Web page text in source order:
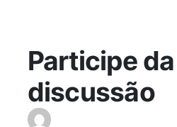
Participe da
discussão